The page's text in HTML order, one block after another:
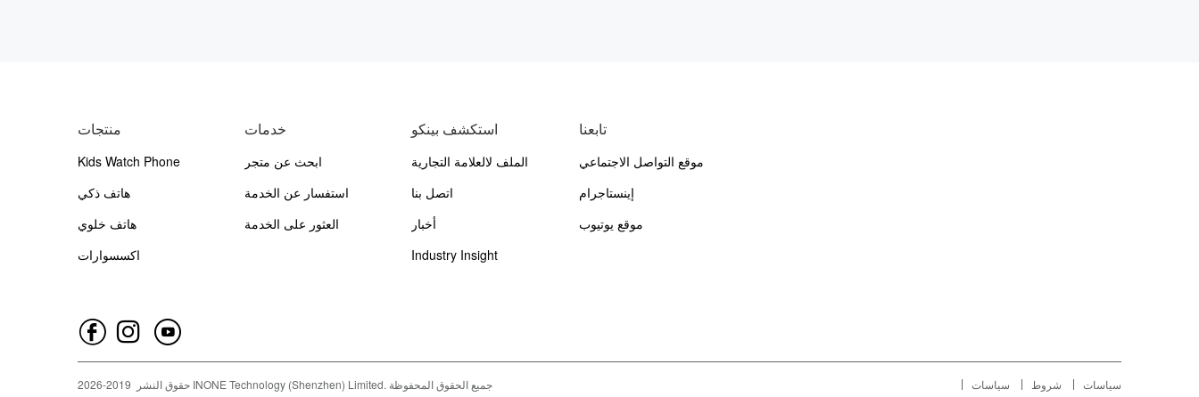
منتجات
Kids Watch Phone
هاتف ذكي
هاتف خلوي
اكسسوارات
خدمات
ابحث عن متجر
استفسار عن الخدمة
العثور على الخدمة
استكشف بينكو
الملف لالعلامة التجارية
اتصل بنا
أخبار
Industry Insight
تابعنا
موقع التواصل الاجتماعي
الفيسبوك
إينستاجرام
موقع يوتيوب
حقوق النشر 2026 INONE Technology (Shenzhen) Limited. جميع الحقوق المحفوظة سياسات شروط سياسات